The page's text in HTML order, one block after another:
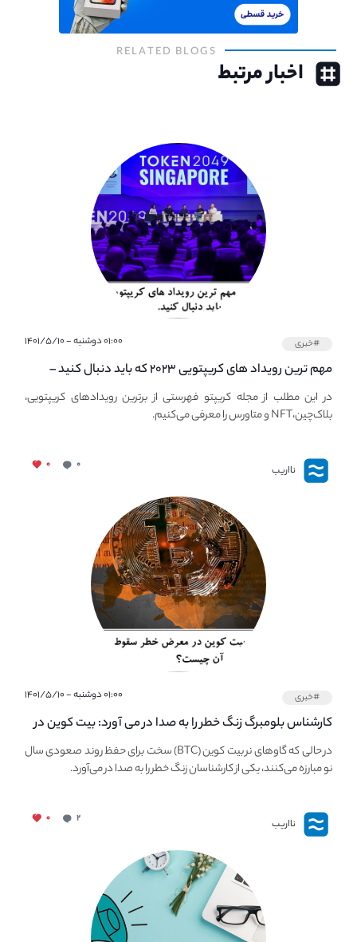
RELATED BLOGS
اخبار مرتبط
#خبری ۰۱:۰۰ دوشنبه - ۱۴۰۱/۵/۱۰
مهم ترین رویداد های کریپتویی ۲۰۲۳ که باید دنبال کنید –
معرفی بهترین رویداد های جهانی
در این مطلب از مجله کریپتو فهرستی از برترین رویدادهای کریپتویی،
بلاک‌چین،NFT و متاورس را معرفی می‌کنیم.
نااریب ۰ ۰
#خبری ۰۱:۰۰ دوشنبه - ۱۴۰۱/۵/۱۰
کارشناس بلومبرگ زنگ خطر را به صدا در می آورد: بیت کوین در
معرض خطر سقوط بزرگ است - دلیل آن چیست؟در حالی که گاوهای نر بیت کوین (BTC) سخت برای حفظ روند صعودی سال
نو مبارزه می‌کنند، یکی از کارشناسان زنگ خطر را به صدا در می‌آورد.
نااریب ۲ ۰